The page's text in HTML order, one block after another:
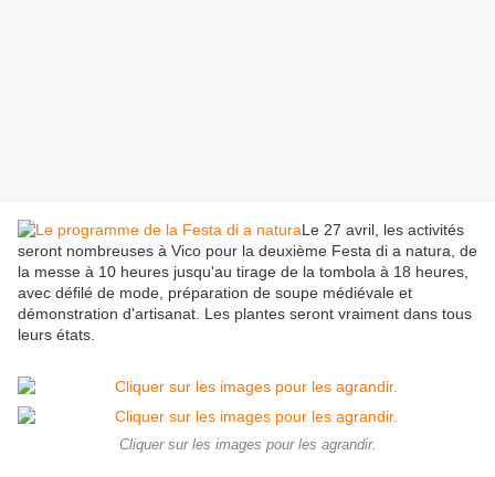
Le 27 avril, les activités
seront nombreuses à Vico pour la deuxième Festa di a natura, de
la messe à 10 heures jusqu'au tirage de la tombola à 18 heures,
avec défilé de mode, préparation de soupe médiévale et
démonstration d'artisanat. Les plantes seront vraiment dans tous
leurs états.
Cliquer sur les images pour les agrandir.